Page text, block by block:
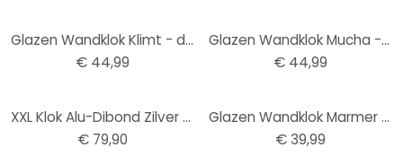
Glazen Wandklok Klimt - de Levensboom
€ 44,99
Glazen Wandklok Mucha - Sleutelbloemen
€ 44,99
XXL Klok Alu-Dibond Zilver - Ø 70 cm
€ 79,90
Glazen Wandklok Marmer Look
€ 39,99